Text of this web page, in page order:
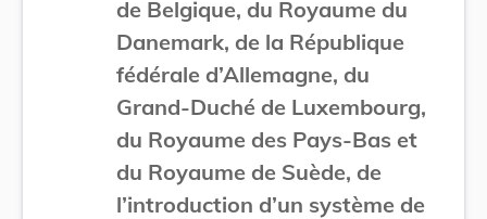
de Belgique, du Royaume du
Danemark, de la République
fédérale d’Allemagne, du
Grand-Duché de Luxembourg,
du Royaume des Pays-Bas et
du Royaume de Suède, de
l’introduction d’un système de